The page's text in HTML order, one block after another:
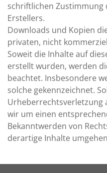
schriftlichen Zustimmung
Erstellers.
Downloads und Kopien
privaten, nicht
Soweit die Inhalte auf
erstellt wurden, werden
beachtet. Insbesondere
solche gekennzeichnet.
Urheberrechtsverletzung
wir um einen
Bekanntwerden von
derartige Inhalte